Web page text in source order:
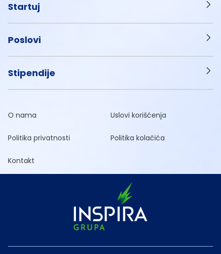
Startuj
Poslovi
Stipendije
O nama Uslovi korišćenja
Politika privatnosti Politika kolačića
Kontakt